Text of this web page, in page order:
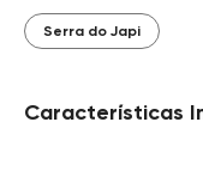
Serra do Japi
Características